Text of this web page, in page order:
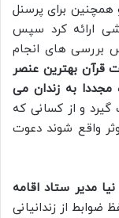
برای پرسنل
ارائه کرد سپس
بررسی های انجام
قرآن بهترین عنصر
مجددا به زندان می
و از کسانی که
واقع شوند دعوت
مدیر ستاد اقامه
ضوابط از زندانیانی